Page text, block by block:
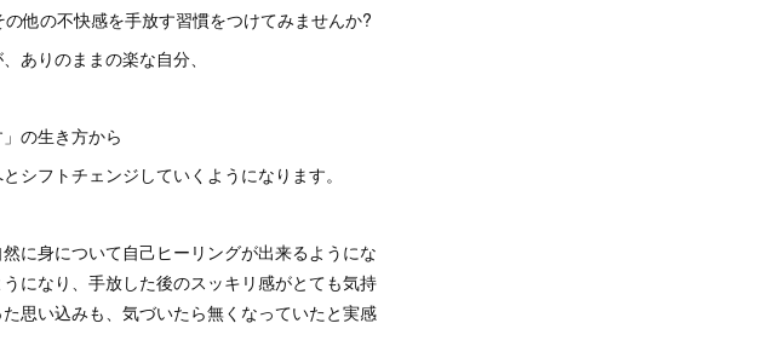
他の不快感を手放す習慣をつけてみませんか?
ありのままの楽な自分、
の生き方から
シフトチェンジしていくようになります。
に身について自己ヒーリングが出来るようにな
になり、手放した後のスッキリ感がとても気持
思い込みも、気づいたら無くなっていたと実感